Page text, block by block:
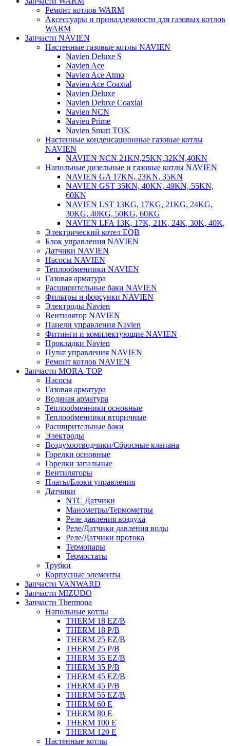
Ремонт котлов WARM
Аксессуары и принадлежности для газовых котлов
WARM
Запчасти NAVIEN
Настенные газовые котлы NAVIEN
Navien Deluxe S
Navien Ace
Navien Ace Atmo
Navien Ace Coaxial
Navien Deluxe
Navien Deluxe Coaxial
Navien NCN
Navien Prime
Navien Smart TOK
Настенные конденсационные газовые котлы
NAVIEN
NAVIEN NCN 21KN,25KN,32KN,40KN
Напольные дизельные и газовые котлы NAVIEN
NAVIEN GA 17KN, 23KN, 35KN
NAVIEN GST 35KN, 40KN, 49KN, 55KN,
60KN
NAVIEN LST 13KG, 17KG, 21KG, 24KG,
30KG, 40KG, 50KG, 60KG
NAVIEN LFA 13K, 17K, 21K, 24K, 30K, 40K,
Электрический котел EQB
Блок управления NAVIEN
Датчики NAVIEN
Насосы NAVIEN
Теплообменники NAVIEN
Газовая арматура
Расширительные баки NAVIEN
Фильтры и форсунки NAVIEN
Электроды Navien
Вентилятор NAVIEN
Панели управления Navien
Фитинги и комплектующие NAVIEN
Прокладки Navien
Пульт управления NAVIEN
Ремонт котлов NAVIEN
Запчасти MORA-TOP
Насосы
Газовая арматура
Водяная арматура
Теплообменники основные
Теплообменники вторичные
Расширительные баки
Электроды
Воздухоотводчики/Сбросные клапана
Горелки основные
Горелки запальные
Вентиляторы
Платы/Блоки управления
Датчики
NTC Датчики
Манометры/Термометры
Реле давления воздуха
Реле/Датчики давления воды
Реле/Датчики протока
Термопары
Термостаты
Трубки
Корпусные элементы
Запчасти VANWARD
Запчасти MIZUDO
Запчасти Thermona
Напольные котлы
THERM 18 EZ/B
THERM 18 P/B
THERM 25 EZ/B
THERM 25 P/B
THERM 35 EZ/B
THERM 35 P/B
THERM 45 EZ/B
THERM 45 P/B
THERM 55 EZ/B
THERM 60 E
THERM 80 E
THERM 100 E
THERM 120 E
Настенные котлы